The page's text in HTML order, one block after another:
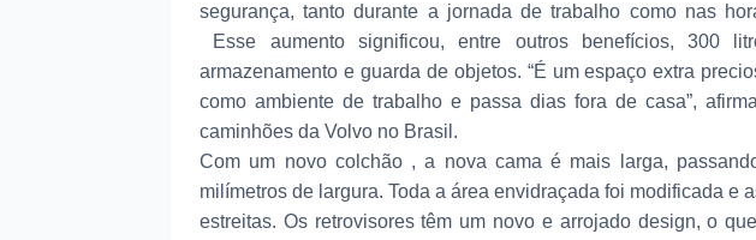
segurança, tanto durante a jornada de trabalho como nas
Esse aumento significou, entre outros benefícios, 300
armazenamento e guarda de objetos. “É um espaço extra
como ambiente de trabalho e passa dias fora de casa”,
caminhões da Volvo no Brasil.
Com um novo colchão , a nova cama é mais larga,
milímetros de largura. Toda a área envidraçada foi modificada e
estreitas. Os retrovisores têm um novo e arrojado design, o